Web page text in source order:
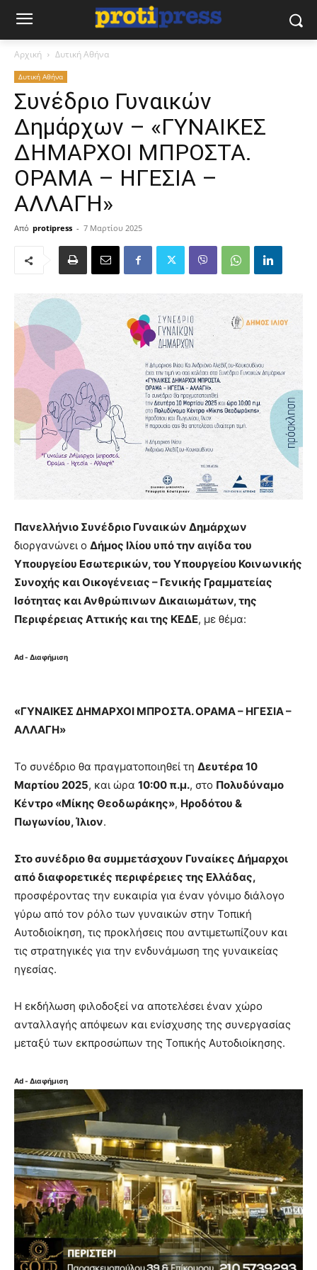
Αρχική Δυτική Αθήνα
Δυτική Αθήνα
Συνέδριο Γυναικών
Δημάρχων – «ΓΥΝΑΙΚΕΣ
ΔΗΜΑΡΧΟΙ ΜΠΡΟΣΤΑ.
ΟΡΑΜΑ – ΗΓΕΣΙΑ –
ΑΛΛΑΓΗ»
Από protipress - 7 Μαρτίου 2025
Πανελλήνιο Συνέδριο Γυναικών Δημάρχων
διοργανώνει ο Δήμος Ιλίου υπό την αιγίδα του
Υπουργείου Εσωτερικών, του Υπουργείου Κοινωνικής
Συνοχής και Οικογένειας – Γενικής Γραμματείας
Ισότητας και Ανθρώπινων Δικαιωμάτων, της
Περιφέρειας Αττικής και της ΚΕΔΕ, με θέμα:
Ad - Διαφήμιση
«ΓΥΝΑΙΚΕΣ ΔΗΜΑΡΧΟΙ ΜΠΡΟΣΤΑ. ΟΡΑΜΑ – ΗΓΕΣΙΑ –
ΑΛΛΑΓΗ»
Το συνέδριο θα πραγματοποιηθεί τη Δευτέρα 10
Μαρτίου 2025, και ώρα 10:00 π.μ., στο Πολυδύναμο
Κέντρο «Μίκης Θεοδωράκης», Ηροδότου &
Πωγωνίου, Ίλιον.
Στο συνέδριο θα συμμετάσχουν Γυναίκες Δήμαρχοι
από διαφορετικές περιφέρειες της Ελλάδας,
προσφέροντας την ευκαιρία για έναν γόνιμο διάλογο
γύρω από τον ρόλο των γυναικών στην Τοπική
Αυτοδιοίκηση, τις προκλήσεις που αντιμετωπίζουν και
τις στρατηγικές για την ενδυνάμωση της γυναικείας
ηγεσίας.
Η εκδήλωση φιλοδοξεί να αποτελέσει έναν χώρο
ανταλλαγής απόψεων και ενίσχυσης της συνεργασίας
μεταξύ των εκπροσώπων της Τοπικής Αυτοδιοίκησης.
Ad - Διαφήμιση